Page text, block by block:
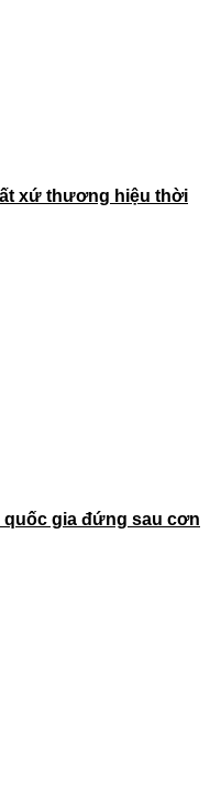
xứ thương hiệu thời
gia đứng sau cơn